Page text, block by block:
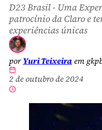
D23 Brasil - Uma
patrocínio da Claro e
experiências únicas
por Yuri Teixeiraem
2 de outubro de 2024